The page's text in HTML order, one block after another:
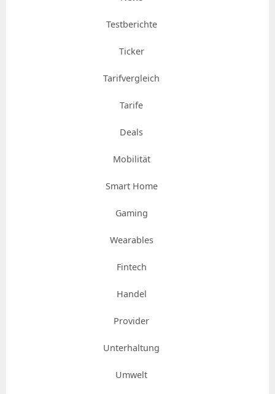
Testberichte
Ticker
Tarifvergleich
Tarife
Deals
Mobilität
Smart Home
Gaming
Wearables
Fintech
Handel
Provider
Unterhaltung
Umwelt